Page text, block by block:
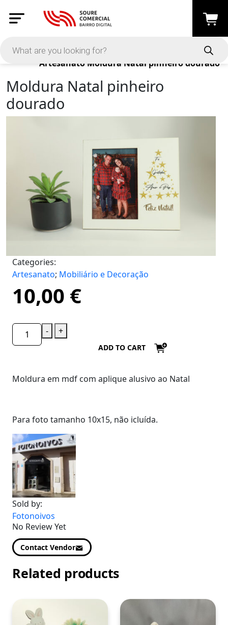
Products
Artesanato Moldura Natal pinheiro dourado
Moldura Natal pinheiro
dourado
Categories:
Artesanato; Mobiliário e Decoração
10,00 €
- +
ADD TO CART
Moldura em mdf com aplique alusivo ao Natal
Para foto tamanho 10x15, não icluída.
Sold by:
Fotonoivos
No Review Yet
Contact Vendor
Related products